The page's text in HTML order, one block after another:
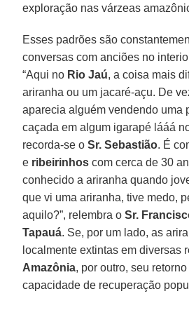
exploração nas várzeas
Esses padrões são
conversas com anciões no
“Aqui no Rio Jaú, a coisa mais
ariranha ou um jacaré-açu. De
aparecia alguém vendendo uma
caçada em algum igarapé lááá
recorda-se oSr. Sebastião. É
e ribeirinhos com cerca de 30
conhecido a ariranha quando
que vi uma ariranha, tive medo,
aquilo?”, relembra oSr.
Tapauá. Se, por um lado, as
localmente extintas em diversas
Amazônia, por outro, seu
capacidade de recuperação